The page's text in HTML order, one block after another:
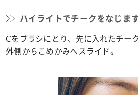
ハイライトでチークをなじま
Cをブラシにとり、先に入れたチー
外側からこめかみへスライド。